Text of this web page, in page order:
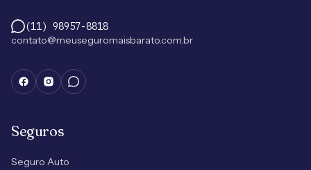
(11) 98957-8818
contato@meuseguromaisbarato.com.br
Seguros
Seguro Auto